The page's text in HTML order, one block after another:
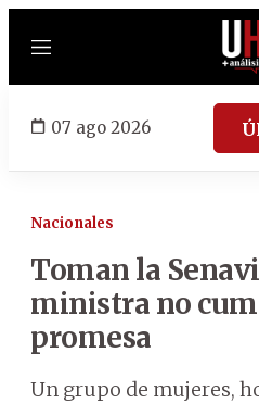
Menú
07 ago 2026
Nacionales
Toman la
ministra no
promesa
Un grupo de mujeres,